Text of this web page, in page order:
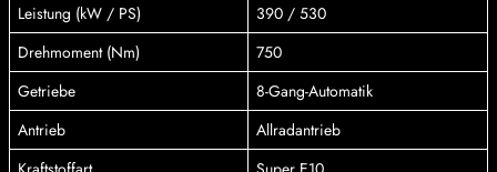
Leistung (kW / PS)
390 / 530
Drehmoment (Nm)
750
Getriebe
8-Gang-Automatik
Antrieb
Allradantrieb